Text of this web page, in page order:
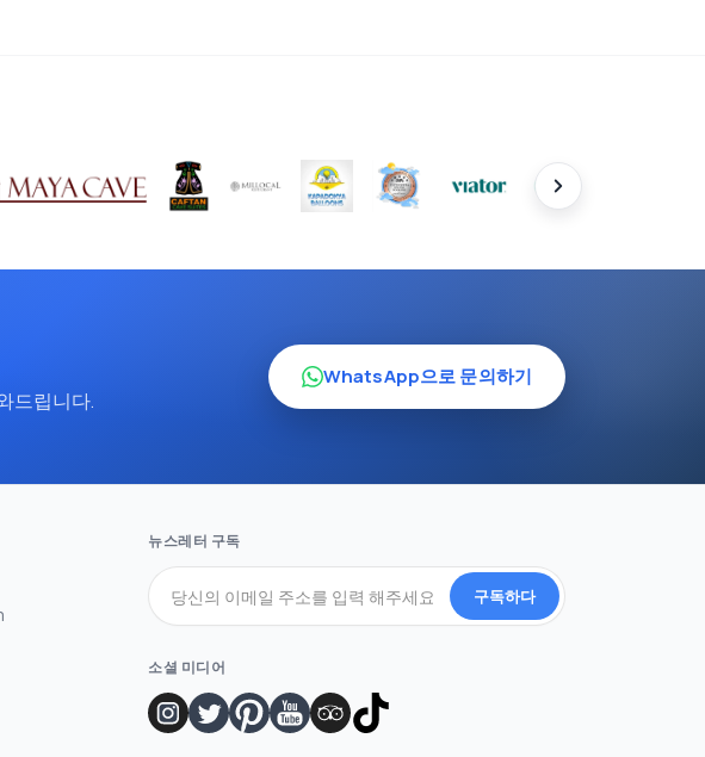
드립니다.
WhatsApp으로 문의하기
뉴스레터 구독
구독하다
소셜 미디어